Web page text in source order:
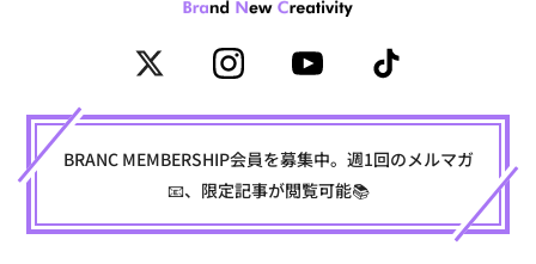
BRANC MEMBERSHIP会員を募集中。週1回のメルマガ
📧、限定記事が閲覧可能📚